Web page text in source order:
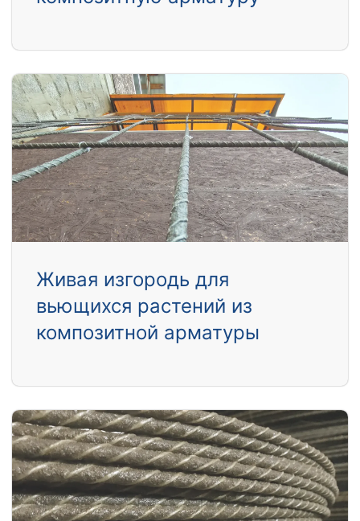
Живая изгородь для
вьющихся растений из
композитной арматуры